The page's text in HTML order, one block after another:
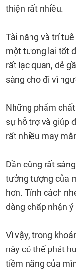
thiện rất nhiều.
Tài năng và trí
một tương lai tốt
rất lạc quan, dễ
sàng cho đi vì
Những phẩm
sự hỗ trợ và giúp
rất nhiều may
Dần cũng rất
tưởng tượng của
hơn. Tính cách
dàng chấp nhận
Vì vậy, trong
này có thể phát
tiềm năng của